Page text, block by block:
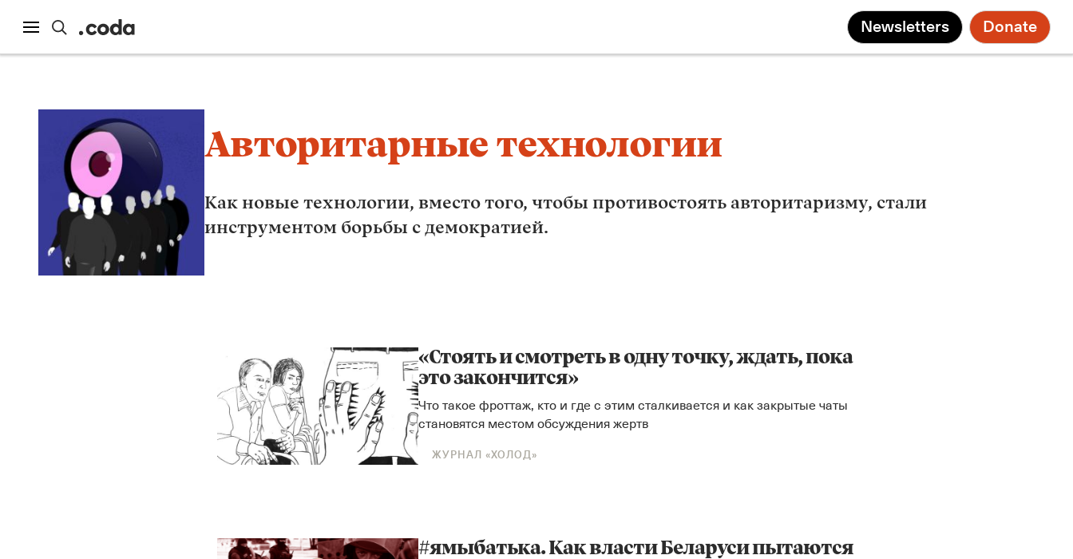
Newsletters Donate
Авторитарные технологии
Как новые технологии, вместо того, чтобы противостоять авторитаризму, стали
инструментом борьбы с демократией.
«Стоять и смотреть в одну точку, ждать, пока
это закончится»
Что такое фроттаж, кто и где с этим сталкивается и как закрытые чаты
становятся местом обсуждения жертв
ЖУРНАЛ «ХОЛОД»
#ямыбатька. Как власти Беларуси пытаются